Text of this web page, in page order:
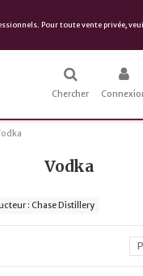
Pour toute vente privée,
Chercher
Vodka
: Chase Distillery